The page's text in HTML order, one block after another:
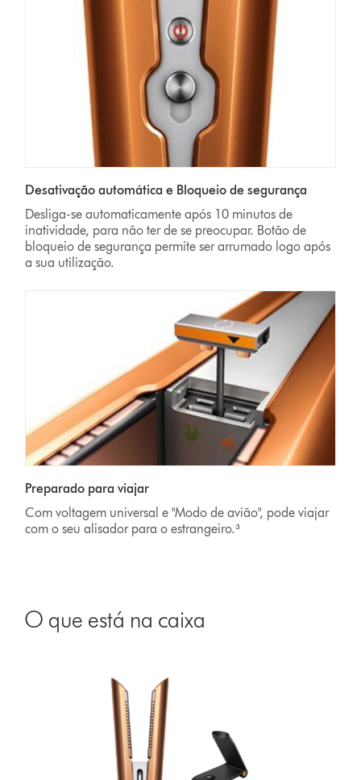
Desativação automática e Bloqueio de segurança
Desliga-se automaticamente após 10 minutos de
inatividade, para não ter de se preocupar. Botão de
bloqueio de segurança permite ser arrumado logo após
a sua utilização.
Preparado para viajar
Com voltagem universal e "Modo de avião", pode viajar
com o seu alisador para o estrangeiro.³
O que está na caixa